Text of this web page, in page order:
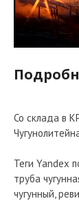
Со склада в
Теги Yandex
труба
чугунный,